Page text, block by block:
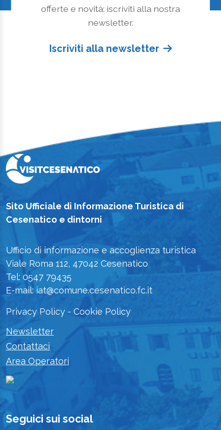
offerte e novità: iscriviti alla nostra
newsletter.
Iscriviti alla newsletter
Sito Ufficiale di Informazione Turistica di
Cesenatico e dintorni
Ufficio di informazione e accoglienza turistica
Viale Roma 112, 47042 Cesenatico
Tel: 0547 79435
E-mail: iat@comune.cesenatico.fc.it
Privacy Policy - Cookie Policy
Newsletter
Contattaci
Area Operatori
Seguici sui social